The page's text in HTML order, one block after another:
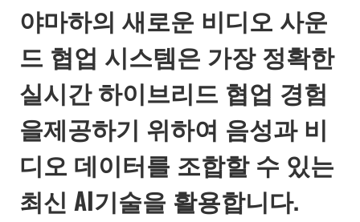
야마하의 새로운 비디오 사운
드 협업 시스템은 가장 정확한
실시간 하이브리드 협업 경험
을제공하기 위하여 음성과 비
디오 데이터를 조합할 수 있는
최신 AI기술을 활용합니다.